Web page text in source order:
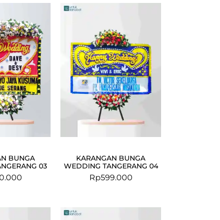
BUNGA
03
KARANGAN BUNGA
WEDDING TANGERANG 04
Rp599.000